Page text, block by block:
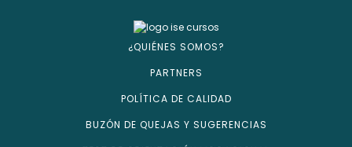
¿QUIÉNES SOMOS?
PARTNERS
POLÍTICA DE CALIDAD
BUZÓN DE QUEJAS Y SUGERENCIAS